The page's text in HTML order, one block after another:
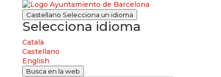
Castellano Selecciona un idioma
Selecciona idioma
Català
Castellano
English
Busca en la web